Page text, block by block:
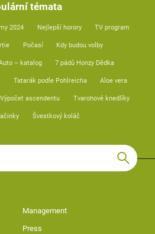
témata
2024 Nejlepší horory TV program
Počasí Kdy budou volby
– katalog 7 pádů Honzy Dědka
Tatarák podle Pohlreicha Aloe vera
Výpočet ascendentu Tvarohové knedlíky
Švestkový koláč
Management
Press